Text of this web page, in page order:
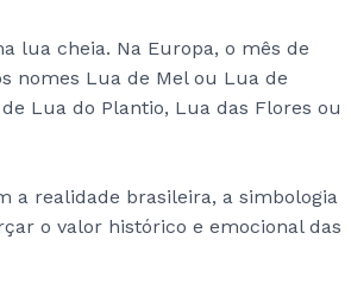
lua cheia. Na Europa, o mês de
nomes Lua de Mel ou Lua de
Lua do Plantio, Lua das Flores ou
a realidade brasileira, a simbologia
o valor histórico e emocional das